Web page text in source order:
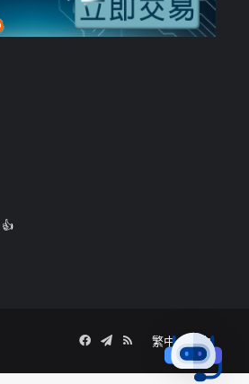
繁中 簡中
Facebook
Telegram
RSS